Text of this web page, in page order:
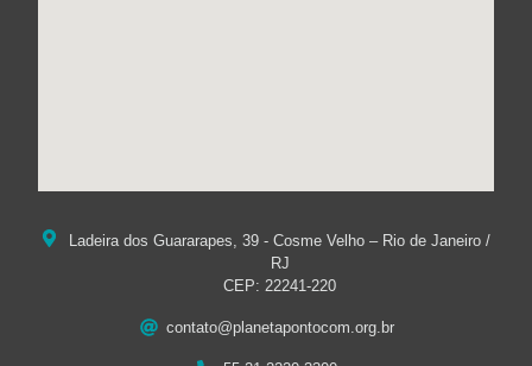
Ladeira dos Guararapes, 39 - Cosme Velho – Rio de Janeiro /
RJ
CEP: 22241-220
contato@planetapontocom.org.br